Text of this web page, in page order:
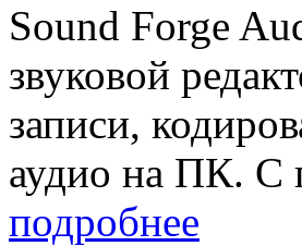
Sound Forge
звуковой
записи,
аудио на ПК. С
подробнее